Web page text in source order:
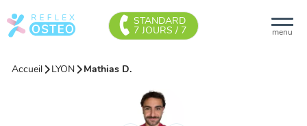
menu
STANDARD
7 JOURS / 7
Accueil LYON Mathias D.